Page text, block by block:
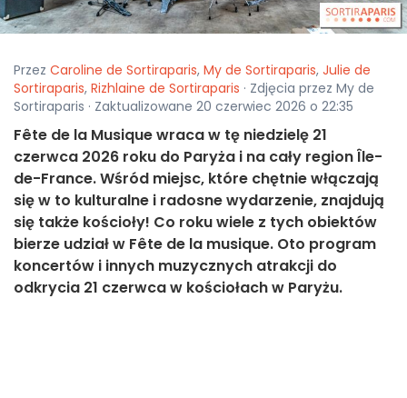
Przez Caroline de Sortiraparis, My de Sortiraparis, Julie de
Sortiraparis, Rizhlaine de Sortiraparis · Zdjęcia przez My de
Sortiraparis · Zaktualizowane 20 czerwiec 2026 o 22:35
Fête de la Musique wraca w tę niedzielę 21
czerwca 2026 roku do Paryża i na cały region Île-
de-France. Wśród miejsc, które chętnie włączają
się w to kulturalne i radosne wydarzenie, znajdują
się także kościoły! Co roku wiele z tych obiektów
bierze udział w Fête de la musique. Oto program
koncertów i innych muzycznych atrakcji do
odkrycia 21 czerwca w kościołach w Paryżu.